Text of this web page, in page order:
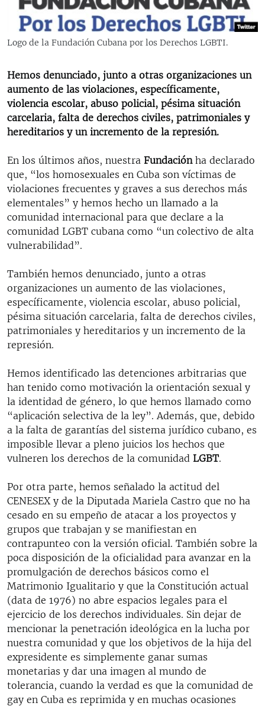
RADIO MARTÍ
ESPECIALES
LA REALIDAD DE LA VIVIENDA EN CUBA
SER VIEJO EN CUBA
KENTU-CUBANO
LOS SANTOS DE HIALEAH
DESINFORMACIÓN RUSA EN AMÉRICA LATINA
LA INVASIÓN DE RUSIA A UCRANIA
EDITORIALES
SÍGUENOS
Logo de la Fundación Cubana por los Derechos LGBTI.
Hemos denunciado, junto a otras organizaciones un
aumento de las violaciones, específicamente,
violencia escolar, abuso policial, pésima situación
carcelaria, falta de derechos civiles, patrimoniales y
hereditarios y un incremento de la represión.
En los últimos años, nuestra Fundaciónha declarado
que, “los homosexuales en Cuba son víctimas de
violaciones frecuentes y graves a sus derechos más
elementales” y hemos hecho un llamado a la
comunidad internacional para que declare a la
comunidad LGBT cubana como “un colectivo de alta
vulnerabilidad”.
También hemos denunciado, junto a otras
organizaciones un aumento de las violaciones,
específicamente, violencia escolar, abuso policial,
pésima situación carcelaria, falta de derechos civiles,
patrimoniales y hereditarios y un incremento de la
represión.
Hemos identificado las detenciones arbitrarias que
han tenido como motivación la orientación sexual y
la identidad de género, lo que hemos llamado como
“aplicación selectiva de la ley”. Además, que, debido
a la falta de garantías del sistema jurídico cubano, es
imposible llevar a pleno juicios los hechos que
vulneren los derechos de la comunidad LGBT.
Por otra parte, hemos señalado la actitud del
CENESEX y de la Diputada Mariela Castro que no ha
cesado en su empeño de atacar a los proyectos y
grupos que trabajan y se manifiestan en
contrapunteo con la versión oficial. También sobre la
poca disposición de la oficialidad para avanzar en la
promulgación de derechos básicos como el
Matrimonio Igualitario y que la Constitución actual
(data de 1976) no abre espacios legales para el
ejercicio de los derechos individuales. Sin dejar de
mencionar la penetración ideológica en la lucha por
nuestra comunidad y que los objetivos de la hija del
expresidente es simplemente ganar sumas
monetarias y dar una imagen al mundo de
tolerancia, cuando la verdad es que la comunidad de
gay en Cuba es reprimida y en muchas ocasiones